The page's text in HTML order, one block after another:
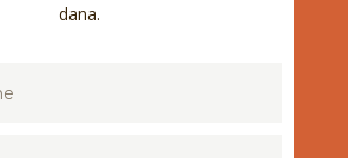
dana.